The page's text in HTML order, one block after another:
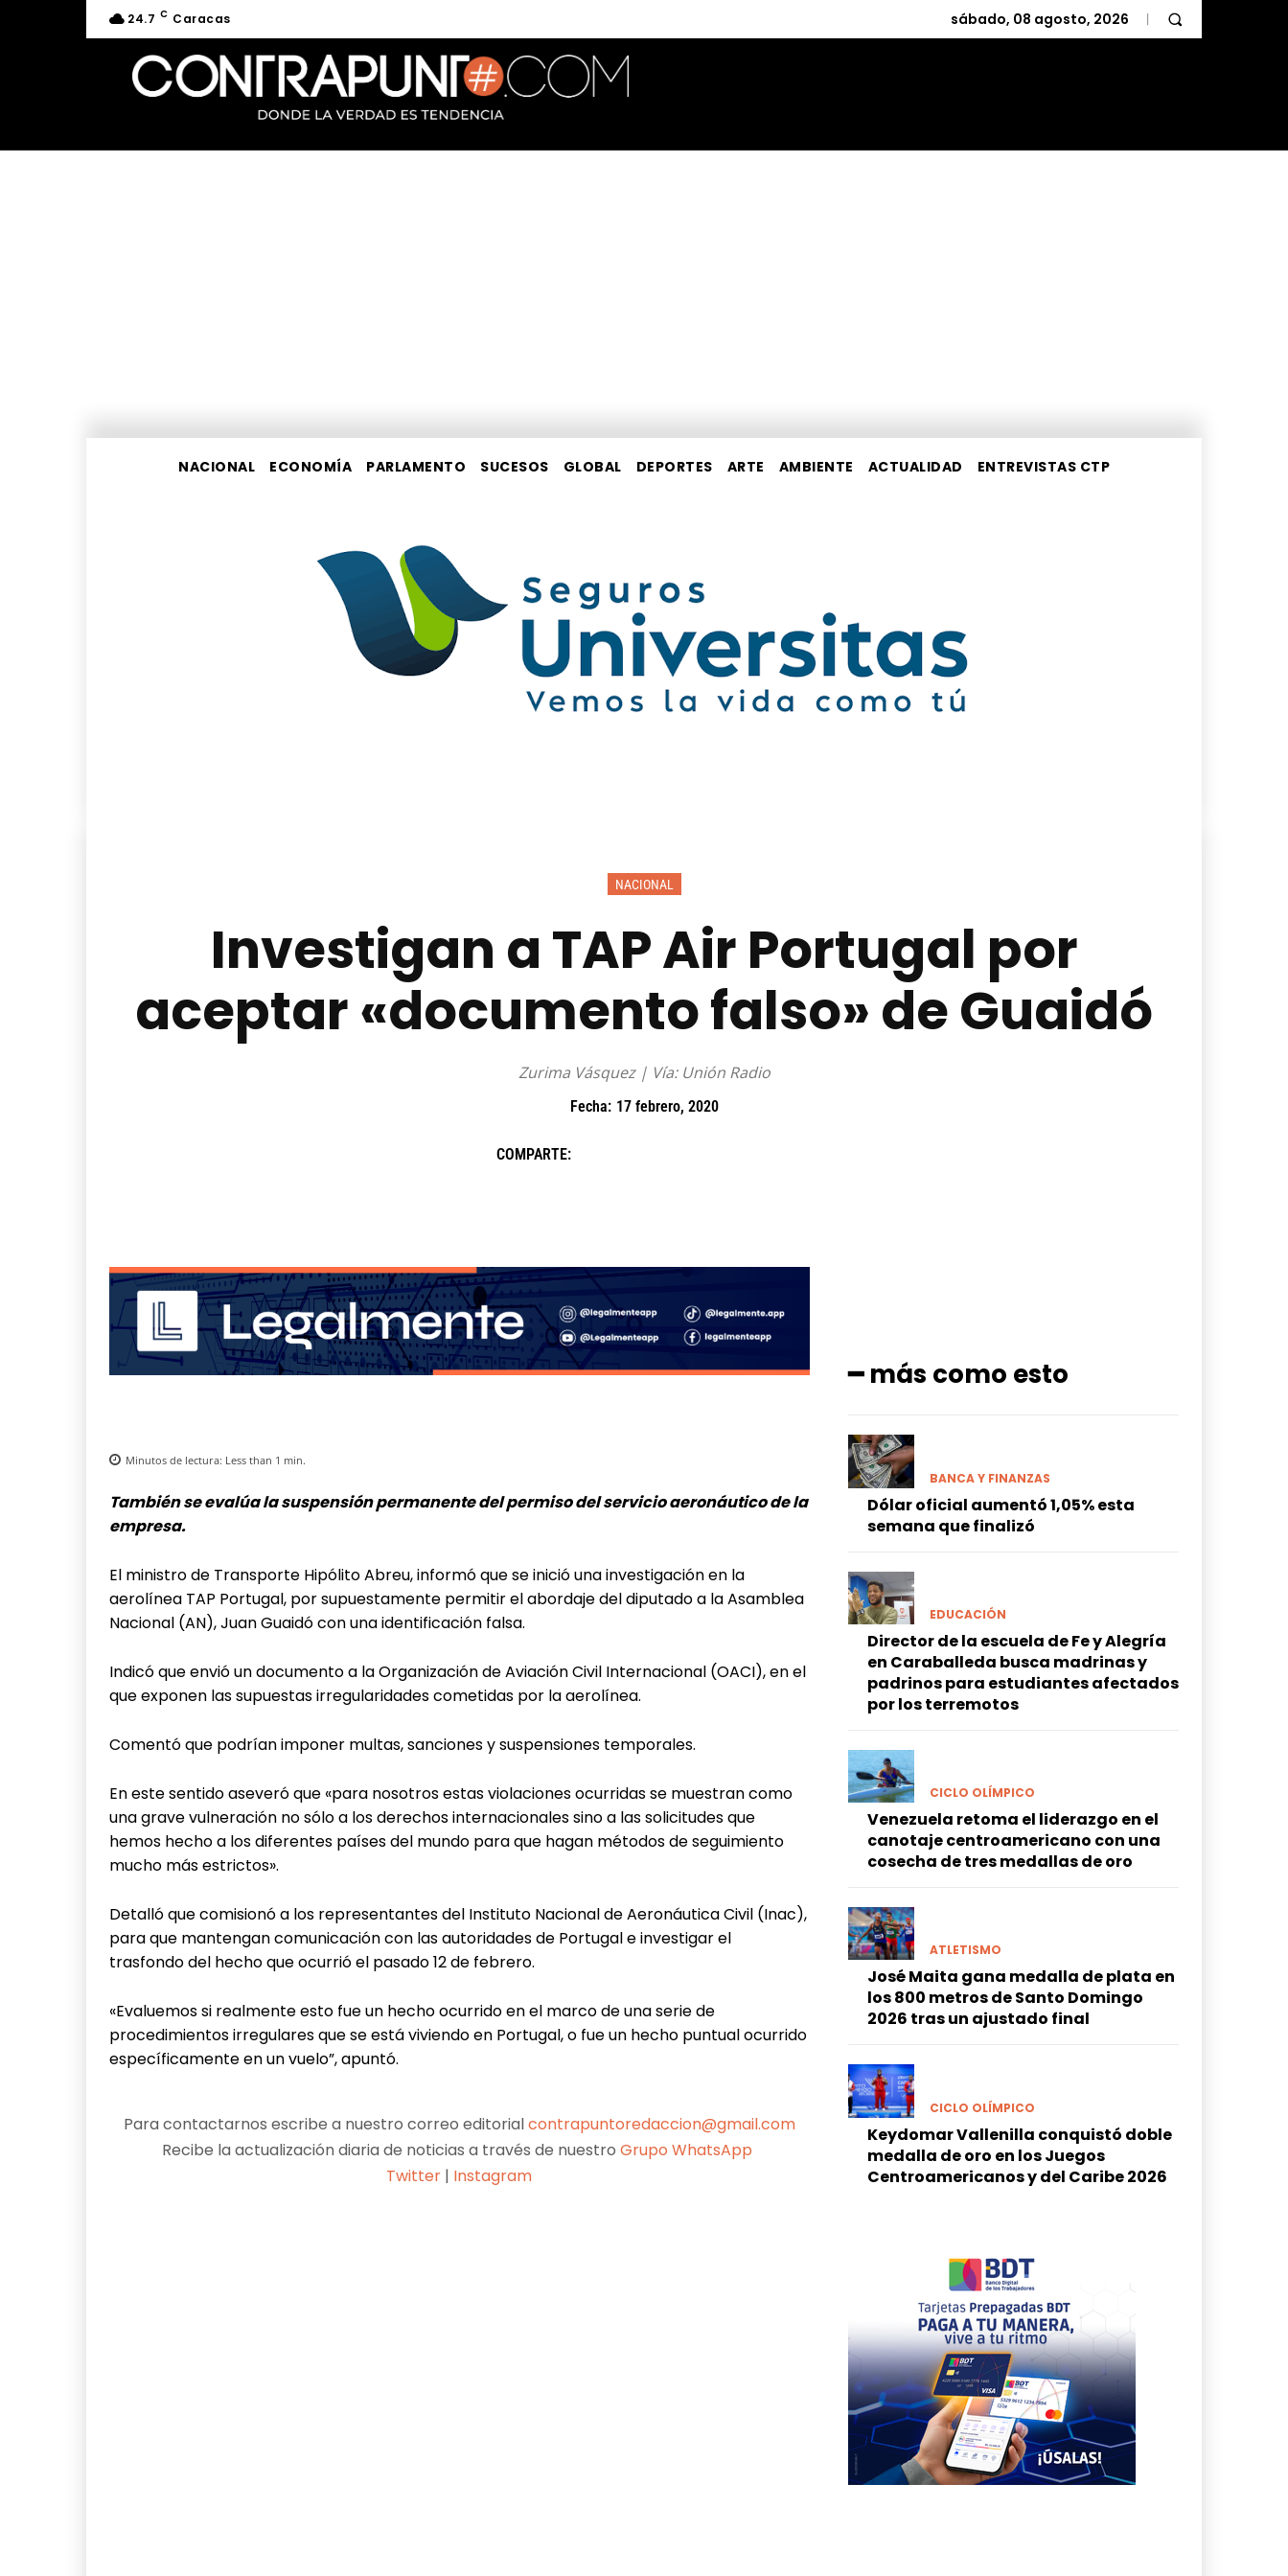
24.7 C Caracas sábado, 08 agosto, 2026
NACIONAL ECONOMÍA PARLAMENTO SUCESOS GLOBAL DEPORTES ARTE AMBIENTE ACTUALIDAD ENTREVISTAS CTP
NACIONAL
Investigan a TAP Air Portugal por
aceptar «documento falso» de Guaidó
Zurima Vásquez | Vía: Unión Radio
Fecha: 17 febrero, 2020
COMPARTE:
Minutos de lectura: Less than 1 min.
También se evalúa la suspensión permanente del permiso del servicio aeronáutico de la
empresa.
El ministro de Transporte Hipólito Abreu, informó que se inició una investigación en la
aerolínea TAP Portugal, por supuestamente permitir el abordaje del diputado a la Asamblea
Nacional (AN), Juan Guaidó con una identificación falsa.
Indicó que envió un documento a la Organización de Aviación Civil Internacional (OACI), en el
que exponen las supuestas irregularidades cometidas por la aerolínea.
Comentó que podrían imponer multas, sanciones y suspensiones temporales.
En este sentido aseveró que «para nosotros estas violaciones ocurridas se muestran como
una grave vulneración no sólo a los derechos internacionales sino a las solicitudes que
hemos hecho a los diferentes países del mundo para que hagan métodos de seguimiento
mucho más estrictos».
Detalló que comisionó a los representantes del Instituto Nacional de Aeronáutica Civil (Inac),
para que mantengan comunicación con las autoridades de Portugal e investigar el
trasfondo del hecho que ocurrió el pasado 12 de febrero.
«Evaluemos si realmente esto fue un hecho ocurrido en el marco de una serie de
procedimientos irregulares que se está viviendo en Portugal, o fue un hecho puntual ocurrido
específicamente en un vuelo”, apuntó.
Para contactarnos escribe a nuestro correo editorialcontrapuntoredaccion@gmail.com
Recibe la actualización diaria de noticias a través de nuestroGrupo WhatsApp
Twitter | Instagram
━ más como esto
BANCA Y FINANZAS
Dólar oficial aumentó 1,05% esta
semana que finalizó
EDUCACIÓN
Director de la escuela de Fe y Alegría
en Caraballeda busca madrinas y
padrinos para estudiantes afectados
por los terremotos
CICLO OLÍMPICO
Venezuela retoma el liderazgo en el
canotaje centroamericano con una
cosecha de tres medallas de oro
ATLETISMO
José Maita gana medalla de plata en
los 800 metros de Santo Domingo
2026 tras un ajustado final
CICLO OLÍMPICO
Keydomar Vallenilla conquistó doble
medalla de oro en los Juegos
Centroamericanos y del Caribe 2026